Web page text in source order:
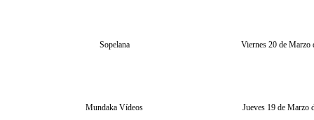
Sopelana Viernes 20 de Marzo
Mundaka Vídeos Jueves 19 de Marzo